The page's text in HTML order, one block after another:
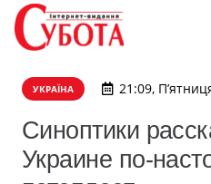
УКРАЇНА 21:09,
Синоптики
Украине по-